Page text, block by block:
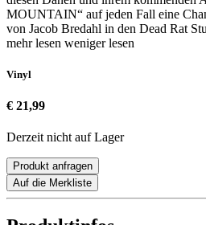
MOUNTAIN“ auf jeden Fall eine
von Jacob Bredahl in den Dead Rat
mehr lesen weniger lesen
Vinyl
€ 21,99
Derzeit nicht auf Lager
Produkt anfragen
Auf die Merkliste